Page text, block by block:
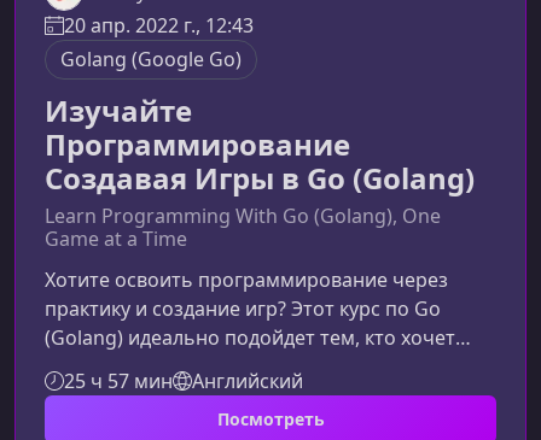
20 апр. 2022 г., 12:43
Golang (Google Go)
Изучайте
Программирование
Создавая Игры в Go (Golang)
Learn Programming With Go (Golang), One
Game at a Time
Хотите освоить программирование через
практику и создание игр? Этот курс по Go
(Golang) идеально подойдет тем, кто хочет
понять фундаментальные принципы
разработки, создавая реальные игровые
проекты и развивая навыки решения задач с
25 ч 57 мин Английский
Посмотреть